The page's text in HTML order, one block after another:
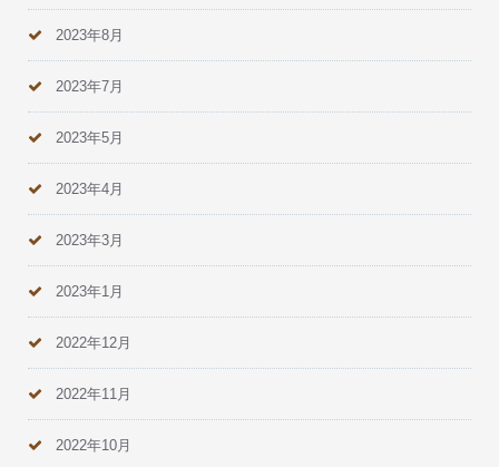
2023年8月
2023年7月
2023年5月
2023年4月
2023年3月
2023年1月
2022年12月
2022年11月
2022年10月